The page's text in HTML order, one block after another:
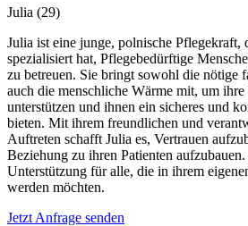
Julia (29)
Julia ist eine junge, polnische Pflegekraft,
spezialisiert hat, Pflegebedürftige
zu betreuen. Sie bringt sowohl die nötige
auch die menschliche Wärme mit, um
unterstützen und ihnen ein sicheres und
bieten. Mit ihrem freundlichen und
Auftreten schafft Julia es, Vertrauen
Beziehung zu ihren Patienten
Unterstützung für alle, die in ihrem
werden möchten.
Jetzt Anfrage senden